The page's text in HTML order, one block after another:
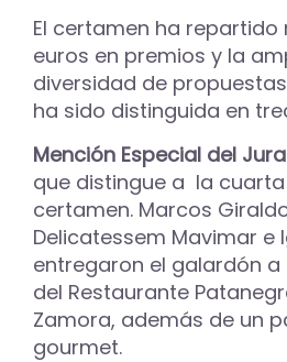
El certamen ha repartido
euros en premios y la
diversidad de
ha sido distinguida en
Mención Especial del
que distingue a la
certamen. Marcos
Delicatessem Mavimar e
entregaron el galardón
del Restaurante
Zamora, además de un
gourmet.